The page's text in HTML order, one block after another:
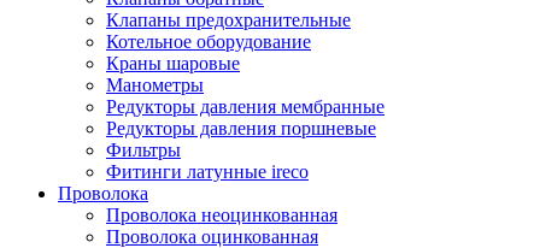
Клапаны предохранительные
Котельное оборудование
Краны шаровые
Манометры
Редукторы давления мембранные
Редукторы давления поршневые
Фильтры
Фитинги латунные ireco
Проволока
Проволока неоцинкованная
Проволока оцинкованная